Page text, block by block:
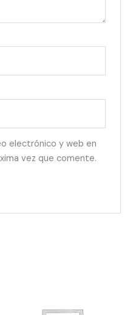
electrónico y web en
vez que comente.